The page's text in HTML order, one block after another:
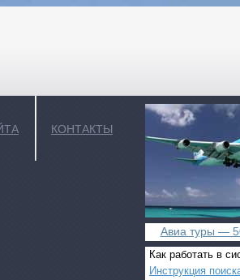
КОНТАКТЫ
Авиа туры —
Как работать в
Инструкция